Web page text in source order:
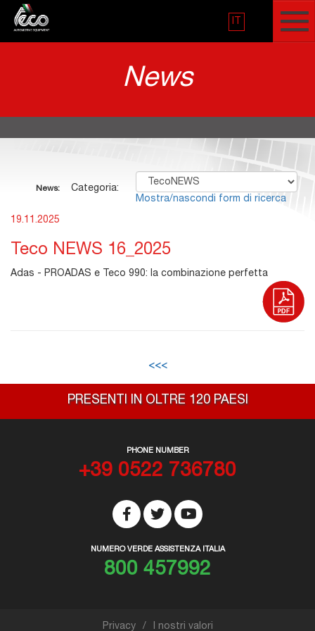
IT
News
News: Categoria:
Mostra/nascondi form di ricerca
19.11.2025
Teco NEWS 16_2025
Adas - PROADAS e Teco 990: la combinazione perfetta
<<<
PRESENTI IN OLTRE 120 PAESI
PHONE NUMBER
+39 0522 736780
NUMERO VERDE ASSISTENZA ITALIA
800 457992
Privacy I nostri valori